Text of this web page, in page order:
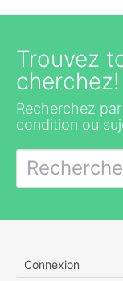
Trouvez
cherchez!
Recherchez
condition ou
Connexion